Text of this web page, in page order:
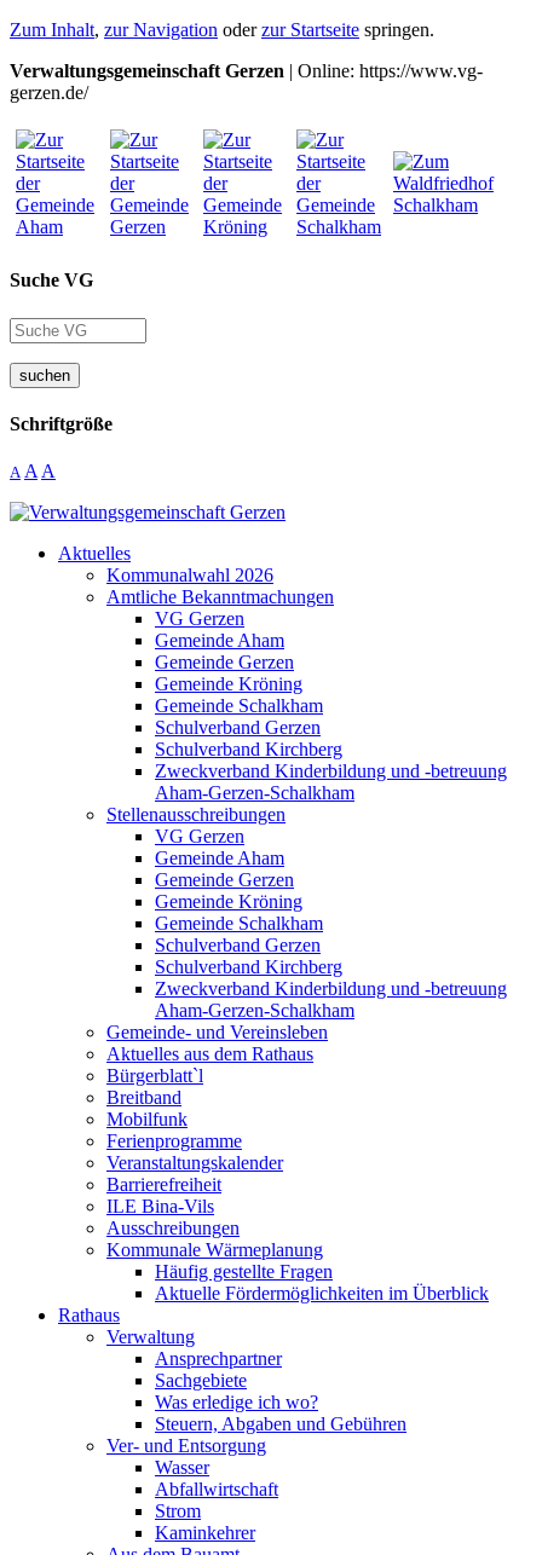
Zum Inhalt, zur Navigation oderzur Startseite springen.
Verwaltungsgemeinschaft Gerzen | Online: https://www.vg-
gerzen.de/
Suche VG
suchen
Schriftgröße
A A A
Aktuelles
Kommunalwahl 2026
Amtliche Bekanntmachungen
VG Gerzen
Gemeinde Aham
Gemeinde Gerzen
Gemeinde Kröning
Gemeinde Schalkham
Schulverband Gerzen
Schulverband Kirchberg
Zweckverband Kinderbildung und -betreuung
Aham-Gerzen-Schalkham
Stellenausschreibungen
VG Gerzen
Gemeinde Aham
Gemeinde Gerzen
Gemeinde Kröning
Gemeinde Schalkham
Schulverband Gerzen
Schulverband Kirchberg
Zweckverband Kinderbildung und -betreuung
Aham-Gerzen-Schalkham
Gemeinde- und Vereinsleben
Aktuelles aus dem Rathaus
Bürgerblatt`l
Breitband
Mobilfunk
Ferienprogramme
Veranstaltungskalender
Barrierefreiheit
ILE Bina-Vils
Ausschreibungen
Kommunale Wärmeplanung
Häufig gestellte Fragen
Aktuelle Fördermöglichkeiten im Überblick
Rathaus
Verwaltung
Ansprechpartner
Sachgebiete
Was erledige ich wo?
Steuern, Abgaben und Gebühren
Ver- und Entsorgung
Wasser
Abfallwirtschaft
Strom
Kaminkehrer